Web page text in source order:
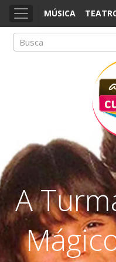
MÚSICA
ACESSO
Arte, Cultura Pop e
A